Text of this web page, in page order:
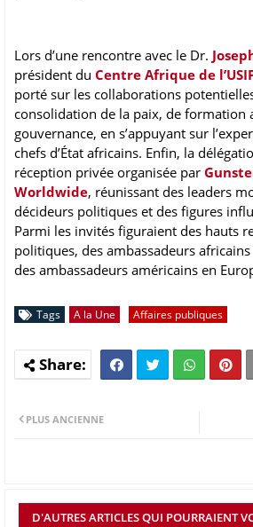
Lors d’une rencontre avec le Dr.
président du Centre Afrique de
porté sur les collaborations
consolidation de la paix, de formation
gouvernance, en s’appuyant sur
chefs d’État africains. Enfin, la
réception privée organisée par
Worldwide, réunissant des leaders
décideurs politiques et des figures
Parmi les invités figuraient des hauts
politiques, des ambassadeurs
des ambassadeurs américains en
Tags A la Une Affaires publiques
PLUS ANCIENNE
D'AUTRES ARTICLES QUI POURRAIENT